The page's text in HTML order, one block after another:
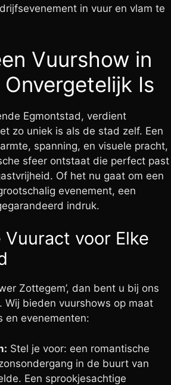
in vuur en vlam te
Vuurshow in
Is
Egmontstad, verdient
zo uniek is als de stad zelf. Een
spanning, en visuele pracht,
sfeer ontstaat die perfect past
Of het nu gaat om een
evenement, een
indruk.
voor Elke
Zottegem’, dan bent u bij ons
Wij bieden vuurshows op maat
en evenementen:
Stel je voor: een romantische
in de buurt van
Een sprookjesachtige